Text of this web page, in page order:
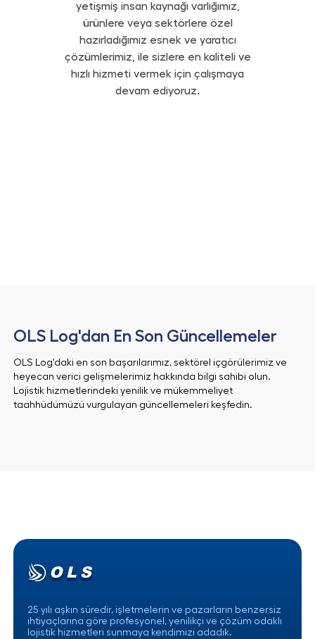
yetişmiş insan kaynağı varlığımız,
ürünlere veya sektörlere özel
hazırladığımız esnek ve yaratıcı
çözümlerimiz, ile sizlere en kaliteli ve
hızlı hizmeti vermek için çalışmaya
devam ediyoruz.
OLS Log'dan En Son Güncellemeler
OLS Log'daki en son başarılarımız, sektörel içgörülerimiz ve
heyecan verici gelişmelerimiz hakkında bilgi sahibi olun.
Lojistik hizmetlerindeki yenilik ve mükemmeliyet
taahhüdümüzü vurgulayan güncellemeleri keşfedin.
25 yılı aşkın süredir, işletmelerin ve pazarların benzersiz
ihtiyaçlarına göre profesyonel, yenilikçi ve çözüm odaklı
lojistik hizmetleri sunmaya kendimizi adadık.